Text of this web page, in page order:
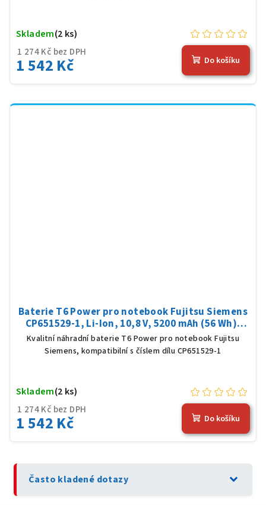
1 274 Kč bez DPH
1 542 Kč
Skladem(2 ks)
Do košíku
Baterie T6 Power pro notebook Fujitsu Siemens
CP651529-1, Li-Ion, 10,8 V, 5200 mAh (56 Wh),
černá
Kvalitní náhradní baterie T6 Power pro notebook Fujitsu
Siemens, kompatibilní s číslem dílu CP651529-1
1 274 Kč bez DPH
1 542 Kč
Skladem(2 ks)
Do košíku
Často kladené dotazy expand_more